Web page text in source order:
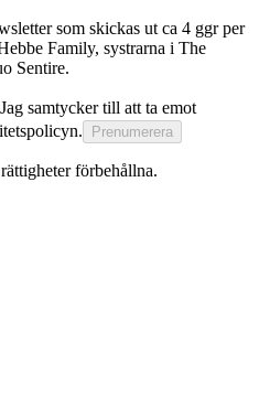
som skickas ut ca 4 ggr per
Family, systrarna i The
Sentire.
Jag samtycker till att ta emot
Prenumerera
förbehållna.